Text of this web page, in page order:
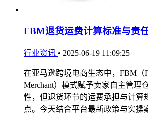
FBM退货运费计算标准与责
行业资讯 • 2025-06-19 11:09:25
在亚马逊跨境电商生态中，FBM（
Merchant）模式赋予卖家自主管理
性，但退货环节的运费承担与计算
点。今天结合平台最新政策与实操